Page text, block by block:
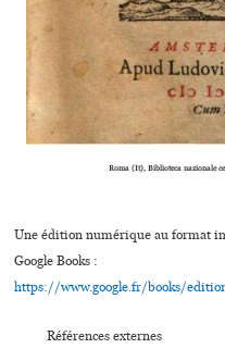
Roma (It), Biblioteca nazio­nale
Une édition numérique au format
Google Books :
https://www.google.fr/books/
Références externes